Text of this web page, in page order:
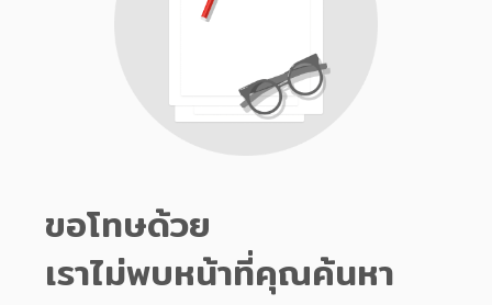
ขอโทษด้วย
เราไม่พบหน้าที่คุณค้นหา